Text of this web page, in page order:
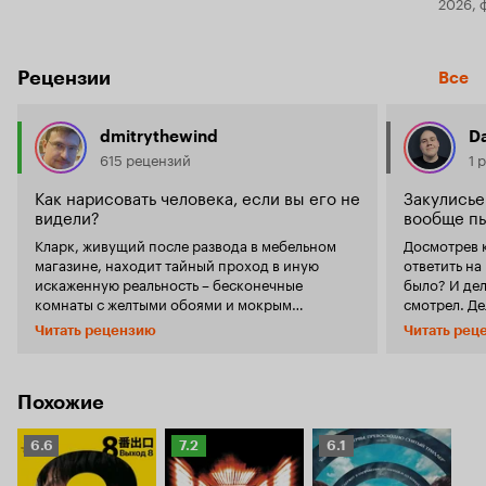
Рецензии Все
dmitrythewind
615 рецензий
Как нарисовать человека, если вы его не
видели?
Кларк, живущий после развода в мебельном
магазине, находит тайный проход в иную
искаженную реальность – бесконечные
комнаты с желтыми обоями и мокрым
ковролином. Он обращается за помощью к
психологу Мэри, которая не верит Кларку, но
МКАДа, один торговый центр. Десять лет
современных моллов, он переживал расцвет.
Сегодня там почти всегда пусто. Закрыты
большинство точек в ресторанном дворике. В
Читать рецензию
1
вообще
Досмотрев
ответить
было? И дело не в том, что я невнимательно
смотрел.
начинает
всякого
цельную
строить
Читать
Похожие
Рейтинг
Кинопоиска
6.6
Рейтинг
Кинопоиска
7.2
Рейтинг
Кинопоиска
6.1